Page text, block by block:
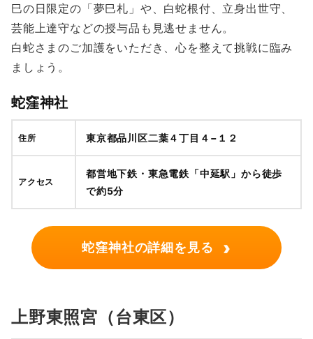
巳の日限定の「夢巳札」や、白蛇根付、立身出世守、
芸能上達守などの授与品も見逃せません。
白蛇さまのご加護をいただき、心を整えて挑戦に臨み
ましょう。
蛇窪神社
住所 東京都品川区二葉４丁目４−１２
アクセス
都営地下鉄・東急電鉄「中延駅」から徒歩
で約5分
蛇窪神社の詳細を見る ›
上野東照宮（台東区）